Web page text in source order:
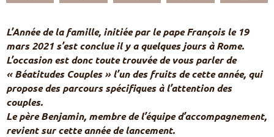
S’engager – missions
Nourrir sa vie spirituelle
Du temps pour Dieu
FR
EN
DE
IT
PL
PT
HU
L’Année de la famille, initiée par le pape François le 19
mars 2021 s’est conclue il y a quelques jours à Rome.
L’occasion est donc toute trouvée de vous parler de
« Béatitudes Couples » l’un des fruits de cette année, qui
propose des parcours spécifiques à l’attention des
couples.
Le père Benjamin, membre de l’équipe d’accompagnement,
revient sur cette année de lancement.